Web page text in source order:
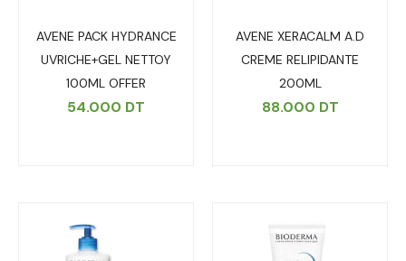
AVENE PACK HYDRANCE
UVRICHE+GEL NETTOY
100ML OFFER
54.000 DT
AVENE XERACALM A.D
CREME RELIPIDANTE
200ML
88.000 DT